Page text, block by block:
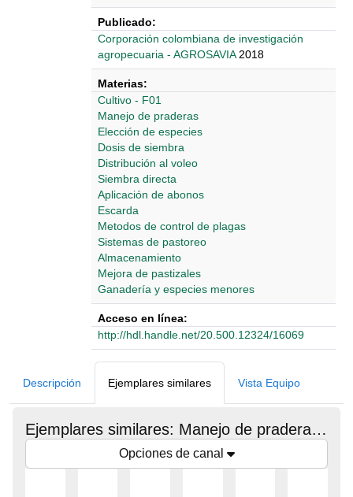
Publicado:
‎‎Corporación colombiana de investigación
agropecuaria - AGROSAVIA 2018
Materias:
Cultivo - F01
Manejo de praderas
Elección de especies
Dosis de siembra
Distribución al voleo
Siembra directa
Aplicación de abonos
Escarda
Metodos de control de plagas
Sistemas de pastoreo
Almacenamiento
Mejora de pastizales
Ganadería y especies menores
Acceso en línea:
http://hdl.handle.net/20.500.12324/16069
Descripción Ejemplares similares Vista Equipo
Ejemplares similares: Manejo de praderas para el corregimiento de La Victoria.
Opciones de canal